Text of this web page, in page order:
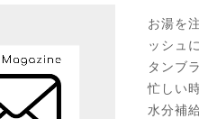
お湯を
ッシュ
タンブ
忙しい
水分補